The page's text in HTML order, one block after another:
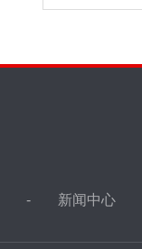
新闻中心